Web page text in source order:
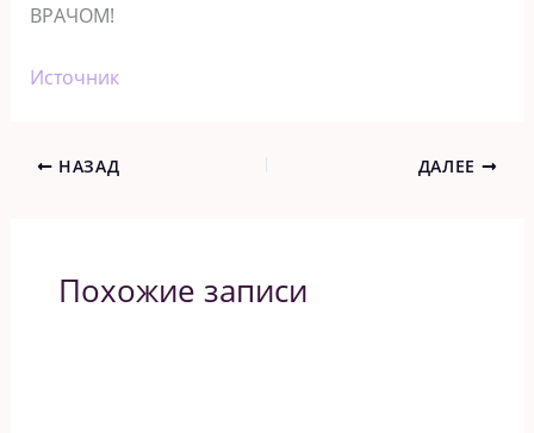
ВРАЧОМ!
Источник
НАЗАД ДАЛЕЕ
Похожие записи